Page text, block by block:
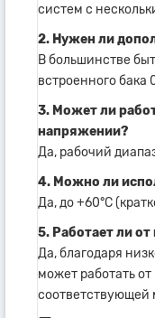
систем с
2. Нужен ли
В большинстве
встроенного бака
3. Может ли
напряжении?
Да, рабочий
4. Можно ли
Да, до +60°C
5. Работает ли от
Да, благодаря
может работать
соответствующей